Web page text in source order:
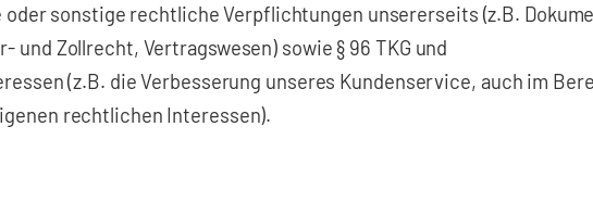
sonstige rechtliche Verpflichtungen unsererseits (z.B.
und Zollrecht, Vertragswesen) sowie § 96 TKG und
(z.B. die Verbesserung unseres Kundenservice, auch im
rechtlichen Interessen).